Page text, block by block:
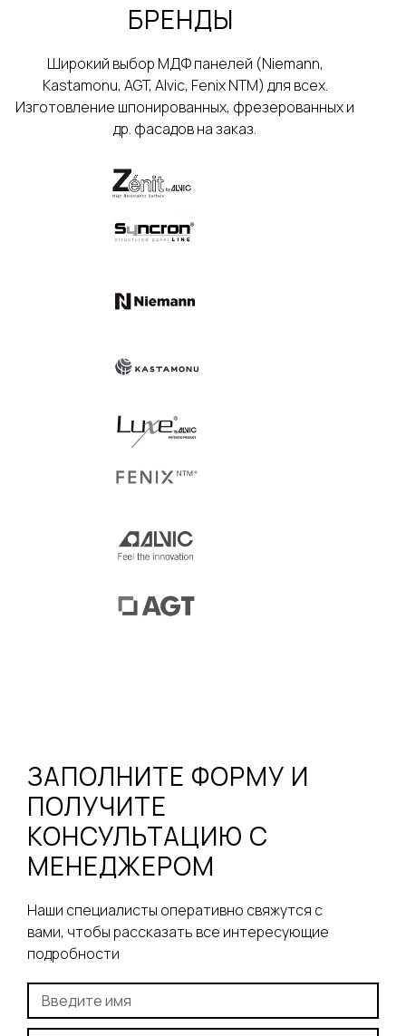
БРЕНДЫ
Широкий выбор МДФ панелей (Niemann,
Kastamonu, AGT, Alvic, Fenix NTM) для всех.
Изготовление шпонированных, фрезерованных и
др. фасадов на заказ.
ЗАПОЛНИТЕ ФОРМУ И
ПОЛУЧИТЕ
КОНСУЛЬТАЦИЮ С
МЕНЕДЖЕРОМ
Наши специалисты оперативно свяжутся с
вами, чтобы рассказать все интересующие
подробности